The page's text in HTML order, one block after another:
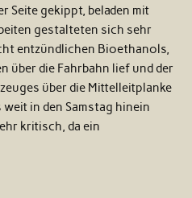
Seite gekippt, beladen mit
gestalteten sich sehr
entzündlichen Bioethanols,
über die Fahrbahn lief und der
über die Mittelleitplanke
in den Samstag hinein
kritisch, da ein